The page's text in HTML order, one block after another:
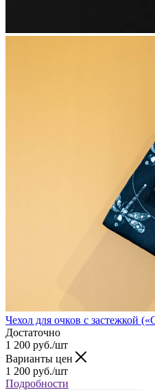
Чехол для очков с застежкой
Достаточно
1 200 руб./шт
Варианты цен
1 200 руб./шт
Подробности